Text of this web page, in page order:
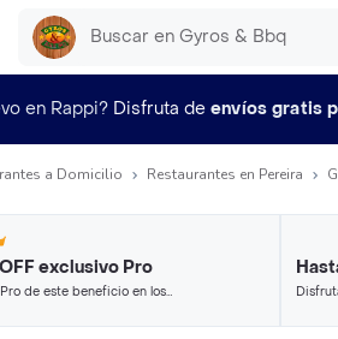
en Rappi? Disfruta de envíos gratis
a Domicilio Restaurantes en Pereira
exclusivo Pro
de este beneficio en los